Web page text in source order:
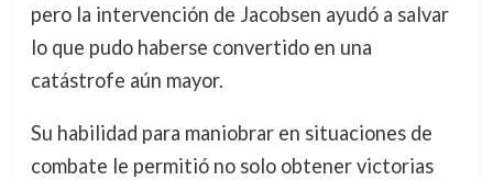
pero la intervención de Jacobsen ayudó a salvar
lo que pudo haberse convertido en una
catástrofe aún mayor.
Su habilidad para maniobrar en situaciones de
combate le permitió no solo obtener victorias